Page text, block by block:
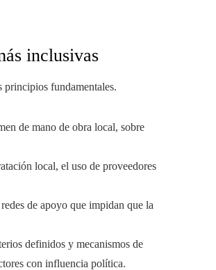
inclusivas
principios fundamentales.
de mano de obra local, sobre
local, el uso de proveedores
de apoyo que impidan que la
definidos y mecanismos de
con influencia política.